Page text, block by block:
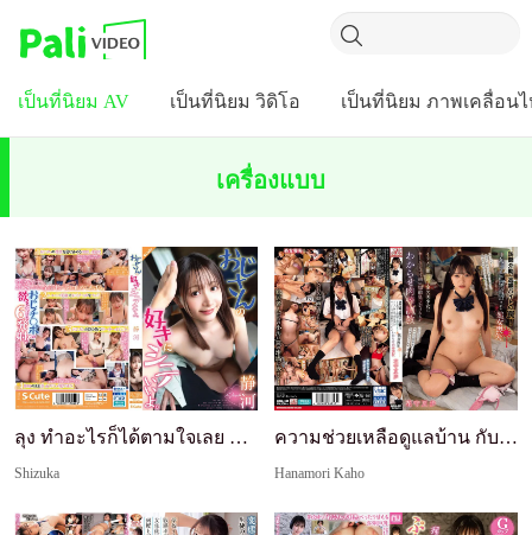
เป็นที่นิยม AV เป็นที่นิยม วิดิโอ เป็นที่นิยม ภาพเคลื่อน
เครื่องแบบ
ลุง ทำอะไรก็ได้ตามใจเลย ชิซูกะ
Shizuka
ความช่วยเหลือดูแลบ้าน กับดักงานพาร์ทไทม์เงินดี! ถ...
Hanamori Kaho